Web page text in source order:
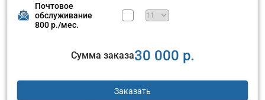
Почтовое
обслуживание
800 р./мес.
Сумма заказа30 000 р.
Заказать